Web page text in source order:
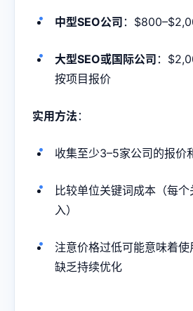
中型SEO公司 ：
大型SEO或国际公司 ：
按项目报价
实用方法 ：
收集至少3–5家公司的报价
比较单位关键词成本（每
入）
注意价格过低可能意味着
缺乏持续优化